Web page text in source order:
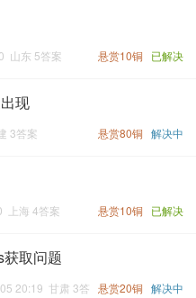
悬赏10铜 已解决
山东 5答案
现
悬赏80铜 解决中
3答案
悬赏10铜 已解决
上海 4答案
取问题
悬赏20铜 解决中
20:19 甘肃 3答